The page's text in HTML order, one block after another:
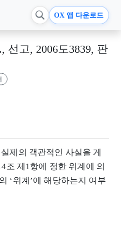
OX 앱 다운로드
선고, 2006도3839, 판
제의 객관적인 사실을 게
조 제1항에 정한 위계에 의
‘위계’에 해당하는지 여부